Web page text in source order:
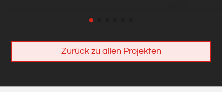
Zurück zu allen Projekten